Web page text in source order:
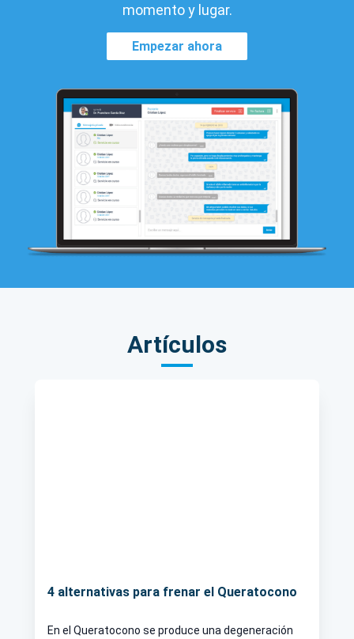
momento y lugar.
Empezar ahora
Artículos
4 alternativas para frenar el Queratocono
En el Queratocono se produce una degeneración